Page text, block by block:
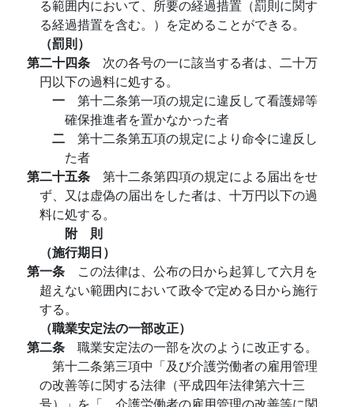
る範囲内において、所要の経過措置（罰則に関す
る経過措置を含む。）を定めることができる。
（罰則）
第二十四条 次の各号の一に該当する者は、二十万
円以下の過料に処する。
一 第十二条第一項の規定に違反して看護婦等
確保推進者を置かなかった者
二 第十二条第五項の規定により命令に違反し
た者
第二十五条 第十二条第四項の規定による届出をせ
ず、又は虚偽の届出をした者は、十万円以下の過
料に処する。
附 則
（施行期日）
第一条 この法律は、公布の日から起算して六月を
超えない範囲内において政令で定める日から施行
する。
（職業安定法の一部改正）
第二条 職業安定法の一部を次のように改正する。
第十二条第三項中「及び介護労働者の雇用管理
の改善等に関する法律（平成四年法律第六十三